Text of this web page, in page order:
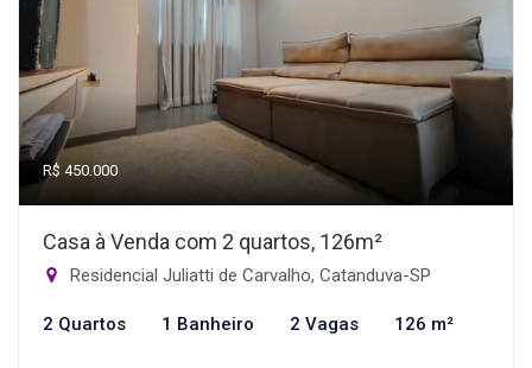
R$ 450.000
Casa à Venda com 2 quartos, 126m²
Residencial Juliatti de Carvalho, Catanduva-SP
2 Quartos 1 Banheiro 2 Vagas 126 m²